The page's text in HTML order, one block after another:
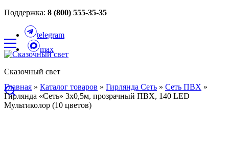
Поддержка: 8 (800) 555-35-35
telegram
max
Сказочный свет
Главная » Каталог товаров » Гирлянда Сеть » Сеть ПВХ »
Гирлянда «Сеть» 3х0,5м, прозрачный ПВХ, 140 LED
Мультиколор (10 цветов)